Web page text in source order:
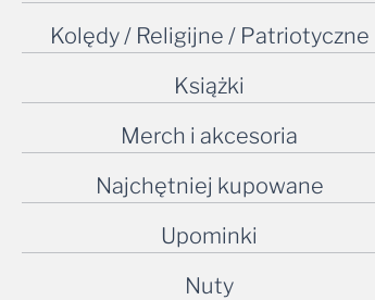
Kolędy / Religijne / Patriotyczne
Książki
Merch i akcesoria
Najchętniej kupowane
Upominki
Nuty